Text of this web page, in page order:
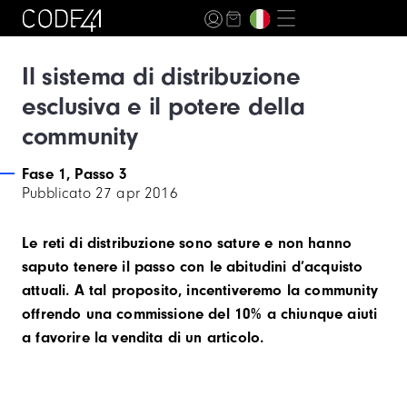
Il sistema di distribuzione
esclusiva e il potere della
community
Fase 1, Passo 3
Pubblicato 27 apr 2016
Le reti di distribuzione sono sature e non hanno
saputo tenere il passo con le abitudini d’acquisto
attuali. A tal proposito, incentiveremo la community
offrendo una commissione del 10% a chiunque aiuti
a favorire la vendita di un articolo.